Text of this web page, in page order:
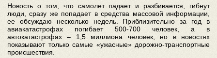
Новость о том, что самолет падает и разбивается, гибнут
люди, сразу же попадает в средства массовой информации,
ее обсуждаю несколько недель. Приблизительно за год в
авиакатастрофах погибает 500-700 человек, а в
автокатастрофах – 1,5 миллиона человек, но в новостях
показывают только самые «ужасные» дорожно-транспортные
происшествия.